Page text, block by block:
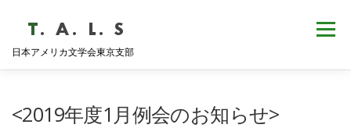
ツ
日本アメリカ文学会東京支部
メニュー
<2019年度1月例会のお知らせ>